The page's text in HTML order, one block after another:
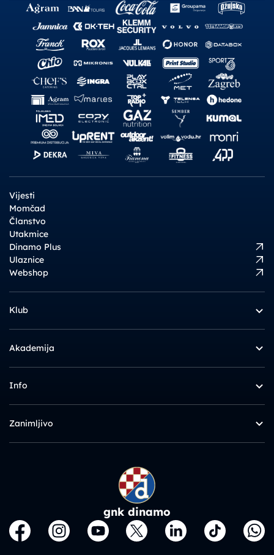
Vijesti
Momčad
Članstvo
Utakmice
Dinamo Plus
Ulaznice
Webshop
Klub
Akademija
Info
Zanimljivo
gnk dinamo